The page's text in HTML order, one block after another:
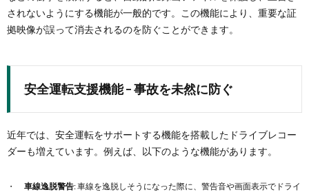
されないようにする機能が一般的です。この機能により、重要な証
拠映像が誤って消去されるのを防ぐことができます。
安全運転支援機能 – 事故を未然に防ぐ
近年では、安全運転をサポートする機能を搭載したドライブレコー
ダーも増えています。例えば、以下のような機能があります。
車線逸脱警告: 車線を逸脱しそうになった際に、警告音や画面表示でドライ